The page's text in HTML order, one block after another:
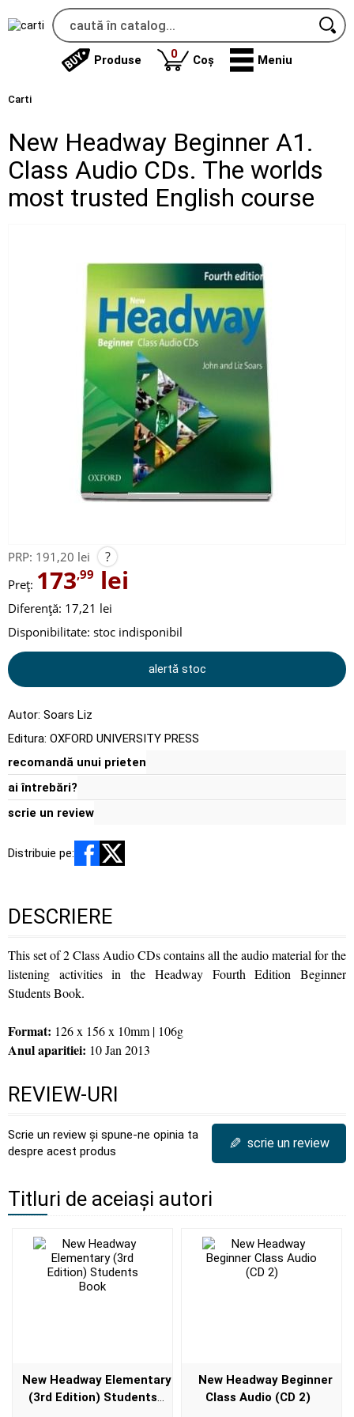
Produse 0produse
Coș Meniu
Carti
New Headway Beginner A1.
Class Audio CDs. The worlds
most trusted English course
PRP: 191,20 lei ?
Preț: 173,99 lei
Diferență: 17,21 lei
Disponibilitate: stoc indisponibil
alertă stoc
Autor: Soars Liz
Editura: OXFORD UNIVERSITY PRESS
recomandă unui prieten
ai întrebări?
scrie un review
Distribuie pe:
DESCRIERE
This set of 2 Class Audio CDs contains all the audio material for the
listening activities in the Headway Fourth Edition Beginner
Students Book.
Format: 126 x 156 x 10mm | 106g
Anul aparitiei: 10 Jan 2013
REVIEW-URI
Scrie un review și spune-ne opinia ta
despre acest produs
✎ scrie un review
Titluri de aceiași autori
New Headway Elementary
(3rd Edition) Students
New Headway Beginner
Class Audio (CD 2)